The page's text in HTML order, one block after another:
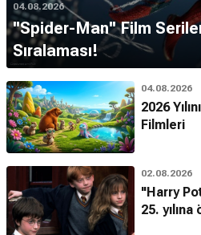
04.08.2026
''Spider-Man'' Film
Sıralaması!
04.08.2026
2026
Filmleri
02.08.2026
"Harry
25.